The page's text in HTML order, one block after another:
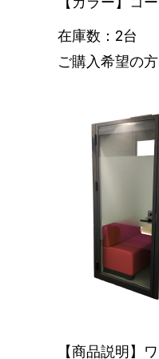
在庫数：2台
ご購入希望の
【商品説明】